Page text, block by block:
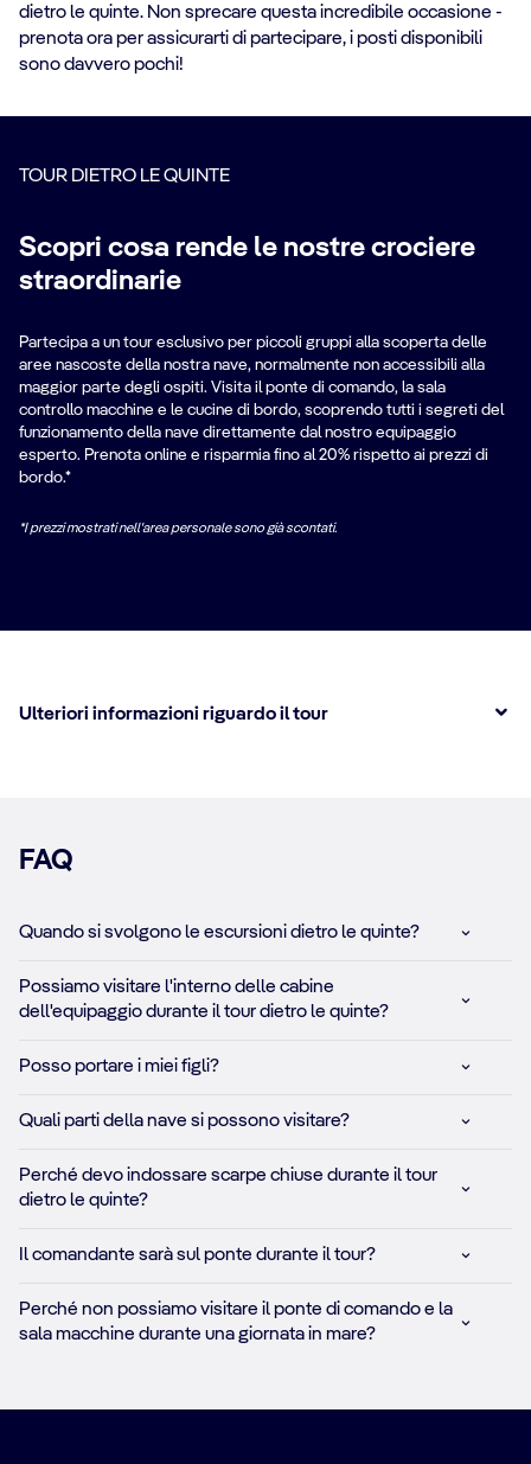
dietro le quinte. Non sprecare questa incredibile occasione -
prenota ora per assicurarti di partecipare, i posti disponibili
sono davvero pochi!
TOUR DIETRO LE QUINTE
Scopri cosa rende le nostre crociere
straordinarie
Partecipa a un tour esclusivo per piccoli gruppi alla scoperta delle
aree nascoste della nostra nave, normalmente non accessibili alla
maggior parte degli ospiti. Visita il ponte di comando, la sala
controllo macchine e le cucine di bordo, scoprendo tutti i segreti del
funzionamento della nave direttamente dal nostro equipaggio
esperto. Prenota online e risparmia fino al 20% rispetto ai prezzi di
bordo.*
*I prezzi mostrati nell'area personale sono già scontati.
Ulteriori informazioni riguardo il tour
FAQ
Quando si svolgono le escursioni dietro le quinte?
Possiamo visitare l'interno delle cabine
dell'equipaggio durante il tour dietro le quinte?
Posso portare i miei figli?
Quali parti della nave si possono visitare?
Perché devo indossare scarpe chiuse durante il tour
dietro le quinte?
Il comandante sarà sul ponte durante il tour?
Perché non possiamo visitare il ponte di comando e la
sala macchine durante una giornata in mare?